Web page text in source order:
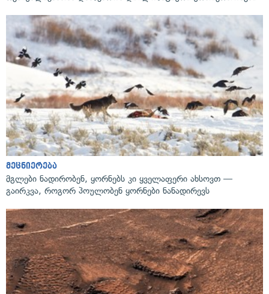
მეცნიერება
მგლები ნადირობენ, ყორნებს კი ყველაფერი ახსოვთ —
გაირკვა, როგორ პოულობენ ყორნები ნანადირევს